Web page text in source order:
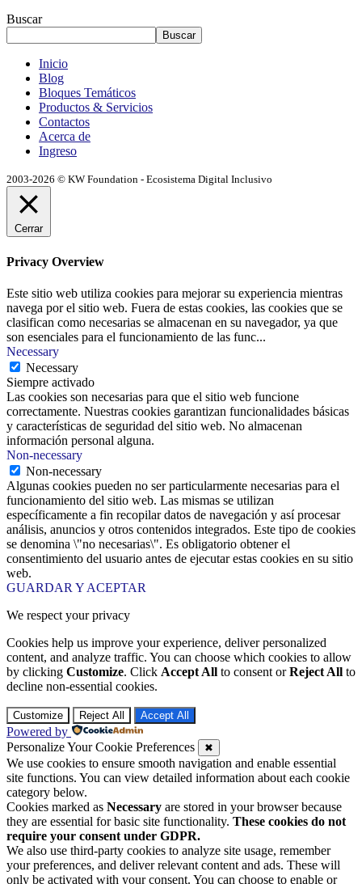
Buscar
Buscar
Inicio
Blog
Bloques Temáticos
Productos & Servicios
Contactos
Acerca de
Ingreso
2003-2026 © KW Foundation - Ecosistema Digital Inclusivo
Cerrar
Privacy Overview
Este sitio web utiliza cookies para mejorar su experiencia mientras
navega por el sitio web. Fuera de estas cookies, las cookies que se
clasifican como necesarias se almacenan en su navegador, ya que
son esenciales para el funcionamiento de las func...
Necessary
Necessary
Siempre activado
Las cookies son necesarias para que el sitio web funcione
correctamente. Nuestras cookies garantizan funcionalidades básicas
y características de seguridad del sitio web. No almacenan
información personal alguna.
Non-necessary
Non-necessary
Algunas cookies pueden no ser particularmente necesarias para el
funcionamiento del sitio web. Las mismas se utilizan
específicamente a fin recopilar datos de navegación y así procesar
análisis, anuncios y otros contenidos integrados. Este tipo de cookies
se denomina \"no necesarias\". Es obligatorio obtener el
consentimiento del usuario antes de ejecutar estas cookies en su sitio
web.
GUARDAR Y ACEPTAR
We respect your privacy
Cookies help us improve your experience, deliver personalized
content, and analyze traffic. You can choose which cookies to allow
by clicking Customize. Click Accept All to consent orReject All to
decline non-essential cookies.
Customize Reject All Accept All
Powered by
Personalize Your Cookie Preferences
✖
We use cookies to ensure smooth navigation and enable essential
site functions. You can view detailed information about each cookie
category below.
Cookies marked as Necessary are stored in your browser because
they are essential for basic site functionality. These cookies do not
require your consent under GDPR.
We also use third-party cookies to analyze site usage, remember
your preferences, and deliver relevant content and ads. These will
only be activated with your consent. You can choose to enable or